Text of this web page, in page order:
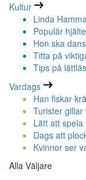
Kultur
Linda
Populär
Hon ska
Titta på
Tips på
Vardags
Han fiskar
Turister gillar
Lätt att spela
Dags att
Kvinnor ser
Alla Väljare